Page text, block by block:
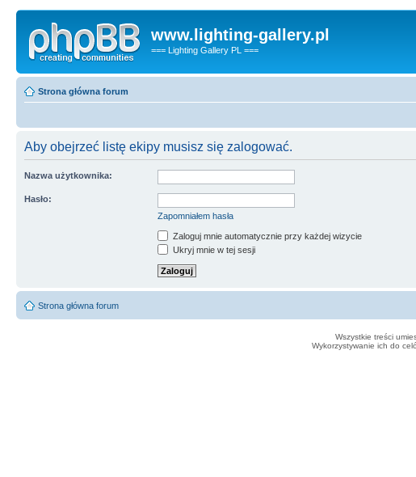
www.lighting-gallery.pl
=== Lighting Gallery PL ===
Strona główna forum
Aby obejrzeć listę ekipy musisz się zalogować.
Nazwa użytkownika:
Hasło:
Zapomniałem hasła
Zaloguj mnie automatycznie przy każdej wizycie
Ukryj mnie w tej sesji
Strona główna forum
Wszystkie treści
Wykorzystywanie ich do